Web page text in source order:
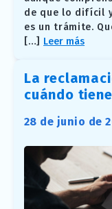
de que lo difícil
es un trámite.
[…] Leer más
La
cuándo
28 de junio de